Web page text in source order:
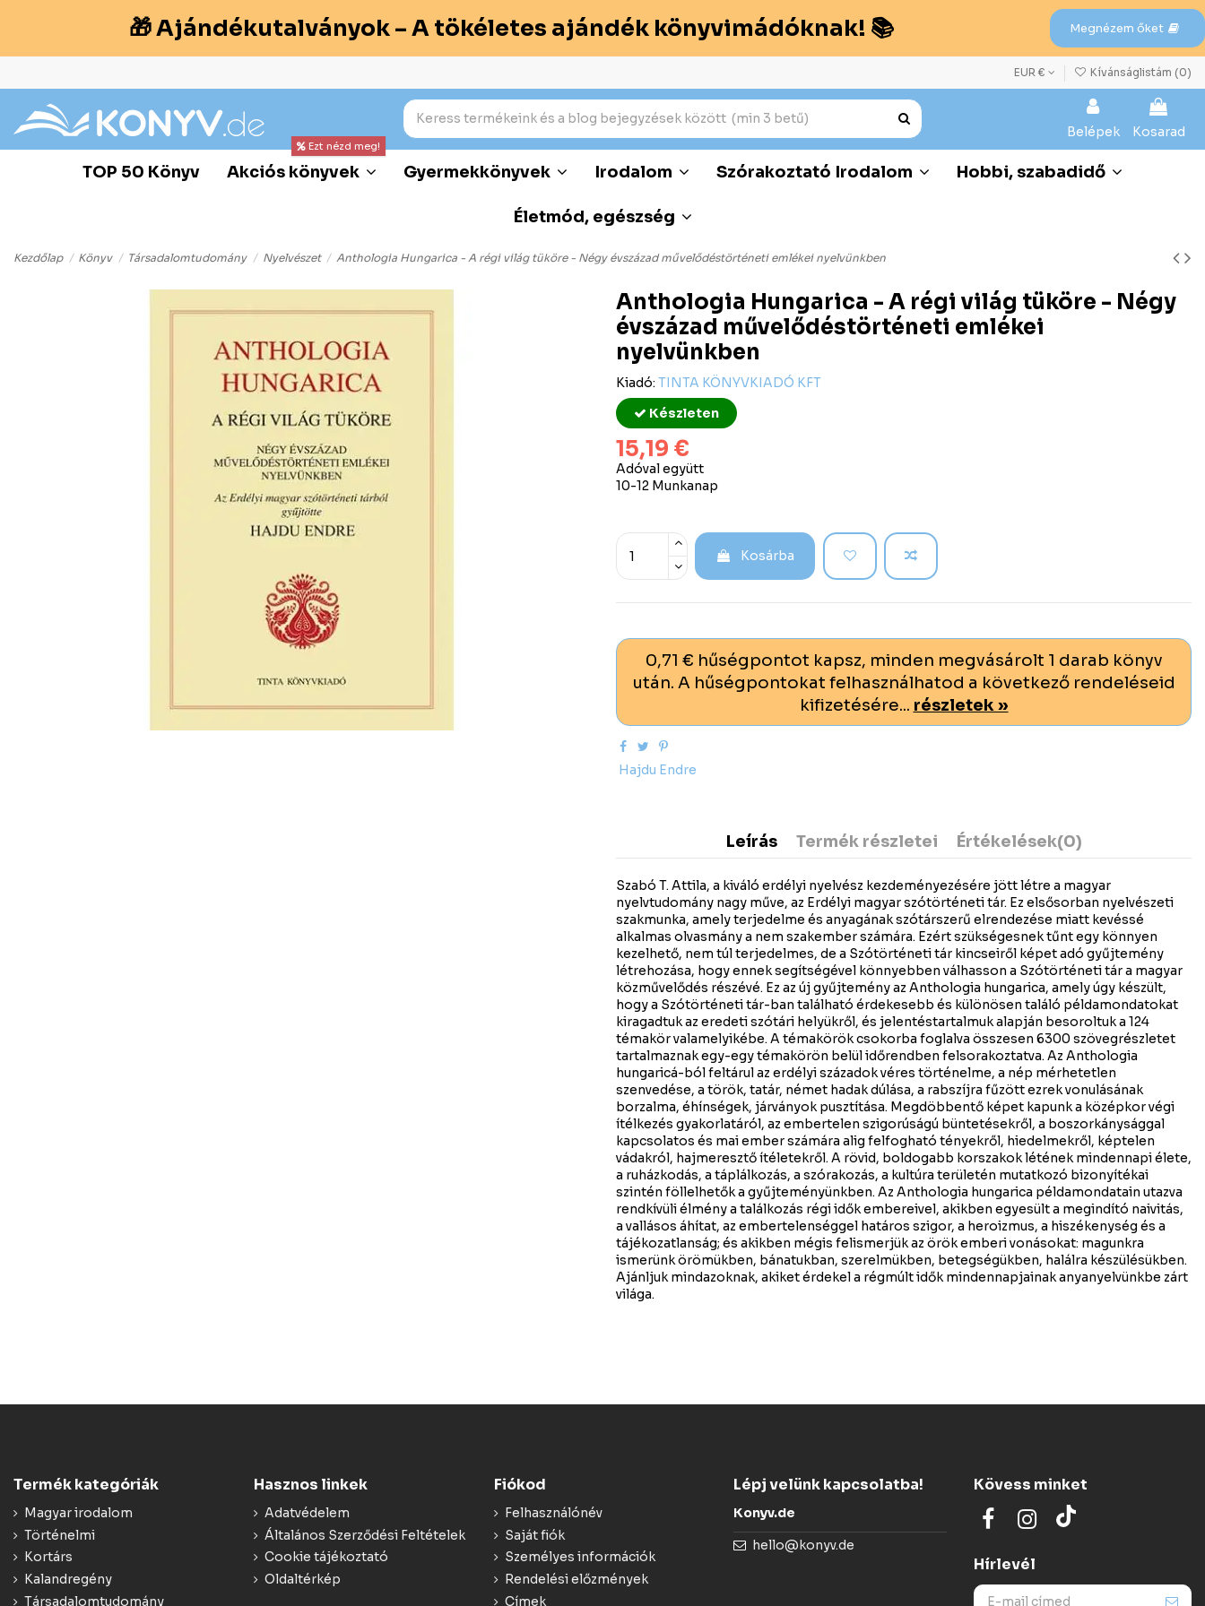
🎁 Ajándékutalványok – A tökéletes ajándék könyvimádóknak! 📚 Megnézem őket
EUR € Kívánságlistám (0)
Belépek Kosarad
TOP 50 Könyv Akciós könyvek
Ezt nézd meg!
Gyermekkönyvek Irodalom Szórakoztató Irodalom Hobbi, szabadidő
Életmód, egészség
Kezdőlap Könyv Társadalomtudomány Nyelvészet Anthologia Hungarica - A régi világ tüköre - Négy évszázad művelődéstörténeti emlékei nyelvünkben
Anthologia Hungarica - A régi világ tüköre - Négy
évszázad művelődéstörténeti emlékei
nyelvünkben
Kiadó: TINTA KÖNYVKIADÓ KFT
Készleten
15,19 €
Adóval együtt
10-12 Munkanap
Kosárba
0,71 € hűségpontot kapsz, minden megvásárolt 1 darab könyv
után. A hűségpontokat felhasználhatod a következő rendeléseid
kifizetésére... részletek »
Hajdu Endre
Leírás Termék részletei Értékelések(0)
Szabó T. Attila, a kiváló erdélyi nyelvész kezdeményezésére jött létre a magyar
nyelvtudomány nagy műve, az Erdélyi magyar szótörténeti tár. Ez elsősorban nyelvészeti
szakmunka, amely terjedelme és anyagának szótárszerű elrendezése miatt kevéssé
alkalmas olvasmány a nem szakember számára. Ezért szükségesnek tűnt egy könnyen
kezelhető, nem túl terjedelmes, de a Szótörténeti tár kincseiről képet adó gyűjtemény
létrehozása, hogy ennek segítségével könnyebben válhasson a Szótörténeti tár a magyar
közművelődés részévé. Ez az új gyűjtemény az Anthologia hungarica, amely úgy készült,
hogy a Szótörténeti tár-ban található érdekesebb és különösen találó példamondatokat
kiragadtuk az eredeti szótári helyükről, és jelentéstartalmuk alapján besoroltuk a 124
témakör valamelyikébe. A témakörök csokorba foglalva összesen 6300 szövegrészletet
tartalmaznak egy-egy témakörön belül időrendben felsorakoztatva. Az Anthologia
hungaricá-ból feltárul az erdélyi századok véres történelme, a nép mérhetetlen
szenvedése, a török, tatár, német hadak dúlása, a rabszíjra fűzött ezrek vonulásának
borzalma, éhínségek, járványok pusztítása. Megdöbbentő képet kapunk a középkor végi
ítélkezés gyakorlatáról, az embertelen szigorúságú büntetésekről, a boszorkánysággal
kapcsolatos és mai ember számára alig felfogható tényekről, hiedelmekről, képtelen
vádakról, hajmeresztő ítéletekről. A rövid, boldogabb korszakok létének mindennapi élete,
a ruházkodás, a táplálkozás, a szórakozás, a kultúra területén mutatkozó bizonyítékai
szintén föllelhetők a gyűjteményünkben. Az Anthologia hungarica példamondatain utazva
rendkívüli élmény a találkozás régi idők embereivel, akikben egyesült a megindító naivitás,
a vallásos áhítat, az embertelenséggel határos szigor, a heroizmus, a hiszékenység és a
tájékozatlanság; és akikben mégis felismerjük az örök emberi vonásokat: magunkra
ismerünk örömükben, bánatukban, szerelmükben, betegségükben, halálra készülésükben.
Ajánljuk mindazoknak, akiket érdekel a régmúlt idők mindennapjainak anyanyelvünkbe zárt
világa.
Termék kategóriák
Magyar irodalom
Történelmi
Kortárs
Kalandregény
Társadalomtudomány
Hasznos linkek
Adatvédelem
Általános Szerződési Feltételek
Cookie tájékoztató
Oldaltérkép
Fiókod
Felhasználónév
Saját fiók
Személyes információk
Rendelési előzmények
Címek
Lépj velünk kapcsolatba!
Konyv.de
hello@konyv.de
Kövess minket
Hírlevél